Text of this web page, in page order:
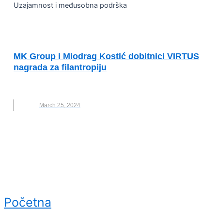
Uzajamnost i međusobna podrška
MK Group i Miodrag Kostić dobitnici VIRTUS
nagrada za filantropiju
March 25, 2024
Početna